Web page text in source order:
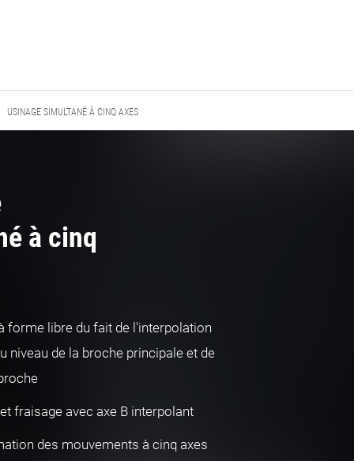
USINAGE SIMULTANÉ À CINQ AXES
à cinq
forme libre du fait de l'interpolation
niveau de la broche principale et de
fraisage avec axe B interpolant
des mouvements à cinq axes